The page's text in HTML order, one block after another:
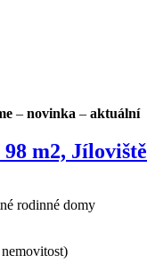
– novinka – aktuální
m2, Jíloviště
rodinné domy